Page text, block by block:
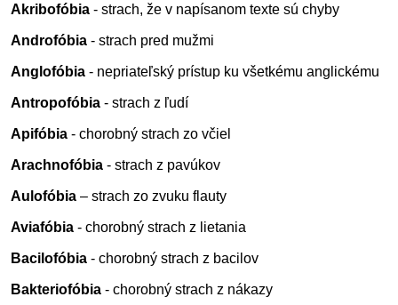
Akribofóbia - strach, že v napísanom texte sú chyby
Androfóbia - strach pred mužmi
Anglofóbia - nepriateľský prístup ku všetkému anglickému
Antropofóbia - strach z ľudí
Apifóbia - chorobný strach zo včiel
Arachnofóbia - strach z pavúkov
Aulofóbia – strach zo zvuku flauty
Aviafóbia - chorobný strach z lietania
Bacilofóbia - chorobný strach z bacilov
Bakteriofóbia - chorobný strach z nákazy